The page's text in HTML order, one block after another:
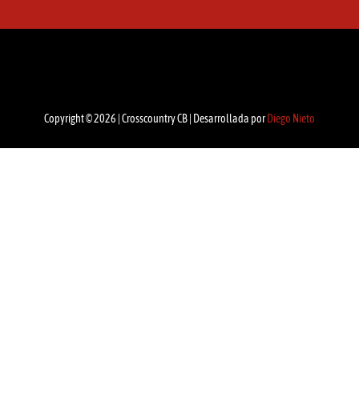
Copyright © 2026 | Crosscountry CB | Desarrollada porDiego Nieto